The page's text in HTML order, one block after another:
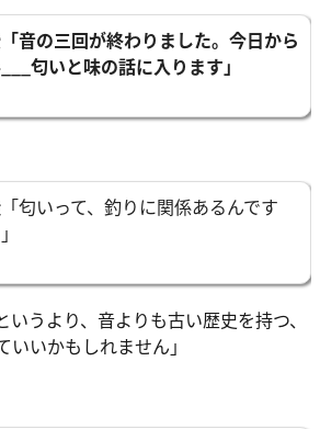
音の三回が終わりました。今日から
匂いと味の話に入ります」
「匂いって、釣りに関係あるんです
うより、音よりも古い歴史を持つ、
いかもしれません」